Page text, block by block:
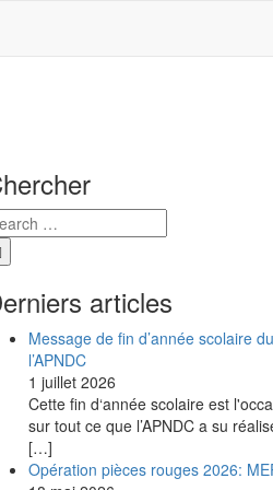
articles
Message de fin d’année scolaire
l’APNDC
1 juillet 2026
Cette fin d‘année scolaire est
sur tout ce que l’APNDC a su
[…]
Opération pièces rouges 2026: